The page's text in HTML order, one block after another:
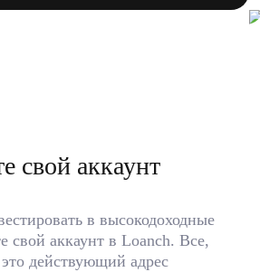
свой аккаунт
в высокодоходные
свой аккаунт в Loanch. Все,
действующий адрес